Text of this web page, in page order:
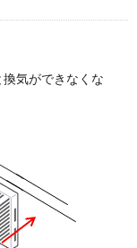
気ができなくな